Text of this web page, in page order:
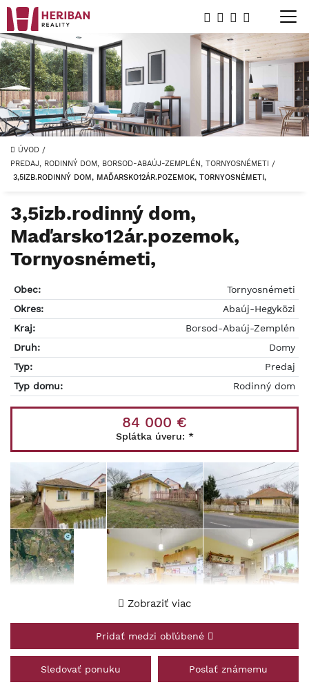
ÚVOD /
PREDAJ, RODINNÝ DOM, BORSOD-ABAÚJ-ZEMPLÉN, TORNYOSNÉMETI /
3,5IZB.RODINNÝ DOM, MAĎARSKO12ÁR.POZEMOK, TORNYOSNÉMETI,
3,5izb.rodinný dom,
Maďarsko12ár.pozemok,
Tornyosnémeti,
Obec:
Tornyosnémeti
Okres:
Abaúj-Hegyközi
Kraj:
Borsod-Abaúj-Zemplén
Druh:
Domy
Typ:
Predaj
Typ domu:
Rodinný dom
84 000 €
Splátka úveru: *
Zobraziť viac
Pridať medzi obľúbené
Sledovať ponuku Poslať známemu